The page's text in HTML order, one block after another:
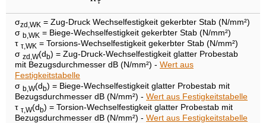
σzd,WK = Zug-Druck Wechselfestigkeit gekerbter Stab (N/mm²)
σ b,WK = Biege-Wechselfestigkeit gekerbter Stab (N/mm²)
τ τ,WK = Torsions-Wechselfestigkeit gekerbter Stab (N/mm²)
σ zd,W(db) = Zug-Druck-Wechselfestigkeit glatter Probestab
mit Bezugsdurchmesser dB (N/mm²) - Wert aus
Festigkeitstabelle
σ b,W(db) = Biege-Wechselfestigkeit glatter Probestab mit
Bezugsdurchmesser dB (N/mm²) - Wert aus Festigkeitstabelle
τ τ,W(db) = Torsion-Wechselfestigkeit glatter Probestab mit
Bezugsdurchmesser dB (N/mm²) - Wert aus Festigkeitstabelle